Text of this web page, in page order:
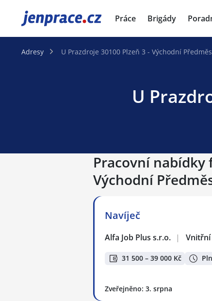
JenPráce.cz Práce Brigády
Adresy U Prazdroje 30100 Plzeň 3 - Východní
U
Pracovní nabídky
Východní
Navíječ
Alfa Job Plus s.r.o. | Vnitřní
31 500 – 39 000 Kč
Zveřejněno: 3. srpna